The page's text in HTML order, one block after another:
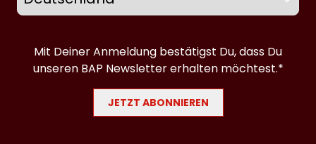
Mit Deiner Anmeldung bestätigst Du, dass Du
unseren BAP Newsletter erhalten möchtest.*
JETZT ABONNIEREN